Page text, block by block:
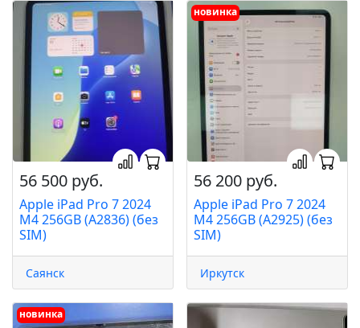
56 500 руб.
Apple iPad Pro 7 2024
M4 256GB (A2836) (без
SIM)
Саянск
новинка
56 200 руб.
Apple iPad Pro 7 2024
M4 256GB (A2925) (без
SIM)
Иркутск
новинка